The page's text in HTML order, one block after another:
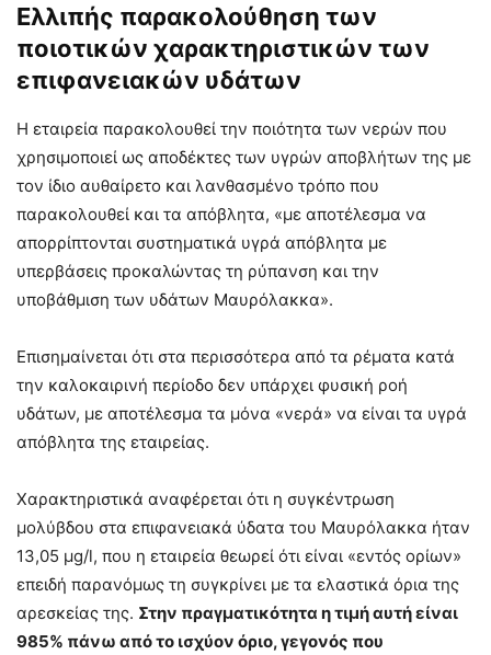
Ελλιπής παρακολούθηση των
ποιοτικών χαρακτηριστικών των
επιφανειακών υδάτων
Η εταιρεία παρακολουθεί την ποιότητα των νερών που
χρησιμοποιεί ως αποδέκτες των υγρών αποβλήτων της με
τον ίδιο αυθαίρετο και λανθασμένο τρόπο που
παρακολουθεί και τα απόβλητα, «με αποτέλεσμα να
απορρίπτονται συστηματικά υγρά απόβλητα με
υπερβάσεις προκαλώντας τη ρύπανση και την
υποβάθμιση των υδάτων Μαυρόλακκα».
Επισημαίνεται ότι στα περισσότερα από τα ρέματα κατά
την καλοκαιρινή περίοδο δεν υπάρχει φυσική ροή
υδάτων, με αποτέλεσμα τα μόνα «νερά» να είναι τα υγρά
απόβλητα της εταιρείας.
Χαρακτηριστικά αναφέρεται ότι η συγκέντρωση
μολύβδου στα επιφανειακά ύδατα του Μαυρόλακκα ήταν
13,05 μg/l, που η εταιρεία θεωρεί ότι είναι «εντός ορίων»
επειδή παρανόμως τη συγκρίνει με τα ελαστικά όρια της
αρεσκείας της. Στην πραγματικότητα η τιμή αυτή είναι
985% πάνω από το ισχύον όριο, γεγονός που